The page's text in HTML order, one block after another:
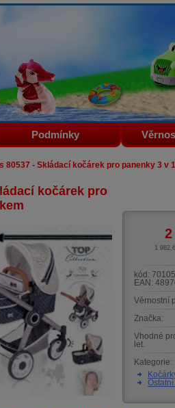
Podmínky
80537 - Skládací kočárek pro panenky 3 v
kočárek pro
2
1
kód:
EAN:
Věrnostní
Značka:
Vhodné
let.
Kategorie: